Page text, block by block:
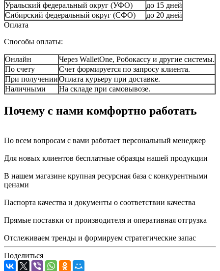
Уральский федеральный округ (УФО)
до 15 дней
Сибирский федеральный округ (СФО)
до 20 дней
Оплата
Способы оплаты:
Онлайн
Через WalletOne, Робокассу и другие системы.
По счету
Счет формируется по запросу клиента.
При полученииОплата курьеру при доставке.
Наличными
На складе при самовывозе.
Почему с нами комфортно работать
По всем вопросам с вами работает персональный менеджер
Для новых клиентов бесплатные образцы нашей продукции
В нашем магазине крупная ресурсная база с конкурентными
ценами
Паспорта качества и документы о соответствии качества
Прямые поставки от производителя и оперативная отгрузка
Отслеживаем тренды и формируем стратегические запас
Поделиться